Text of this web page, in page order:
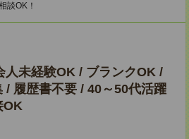
談OK！
人未経験OK / ブランクOK /
/ 履歴書不要 / 40～50代活躍
OK